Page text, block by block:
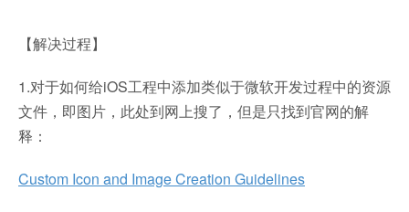
【解决过程】
1.对于如何给iOS工程中添加类似于微软开发过程中的资源
文件，即图片，此处到网上搜了，但是只找到官网的解
释：
Custom Icon and Image Creation Guidelines